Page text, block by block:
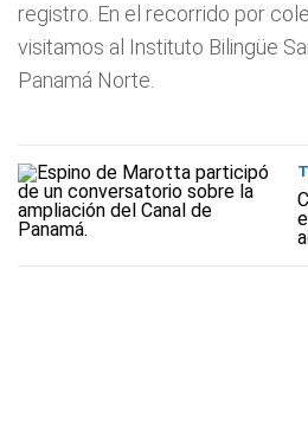
registro. En el recorrido por
visitamos al Instituto Bilingüe
Panamá Norte.